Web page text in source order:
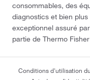
consommables, des
diagnostics et bien
exceptionnel assuré
partie de Thermo
Conditions d'utilisation